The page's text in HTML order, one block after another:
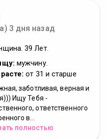
3 дня назад
39 Лет.
мужчину.
от 31 и старше
заботливая, верная и
Ищу Тебя -
ответственного
в...
полностью